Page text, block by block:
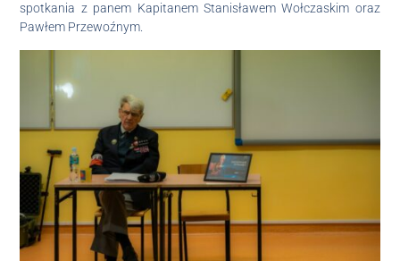
spotkania z panem Kapitanem Stanisławem Wołczaskim oraz
Pawłem Przewoźnym.